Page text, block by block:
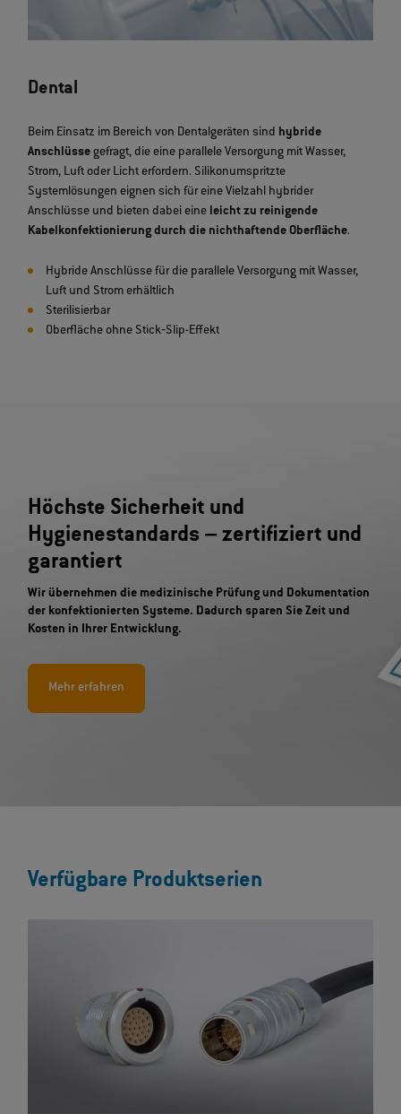
Dental
Beim Einsatz im Bereich von Dentalgeräten sind hybride
Anschlüssegefragt, die eine parallele Versorgung mit Wasser,
Strom, Luft oder Licht erfordern. Silikonumspritzte
Systemlösungen eignen sich für eine Vielzahl hybrider
Anschlüsse und bieten dabei eine leicht zu reinigende
Kabelkonfektionierung durch die nichthaftende Oberfläche.
Hybride Anschlüsse für die parallele Versorgung mit Wasser,
Luft und Strom erhältlich
Sterilisierbar
Oberfläche ohne Stick‐Slip-Effekt
Höchste Sicherheit und
Hygienestandards – zertifiziert und
garantiert
Wir übernehmen die medizinische Prüfung und Dokumentation
der konfektionierten Systeme. Dadurch sparen Sie Zeit und
Kosten in Ihrer Entwicklung.
Mehr erfahren
Verfügbare Produktserien